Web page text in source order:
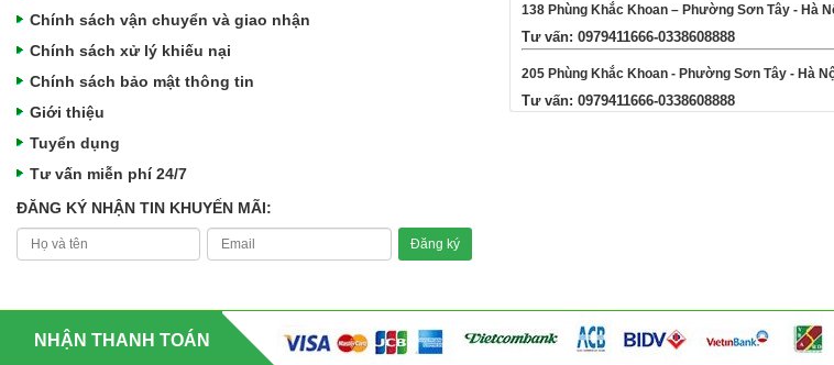
Chính sách vận chuyển và giao nhận
Chính sách xử lý khiếu nại
Chính sách bảo mật thông tin
Giới thiệu
Tuyển dụng
Tư vấn miễn phí 24/7
ĐĂNG KÝ NHẬN TIN KHUYẾN MÃI:
138 Phùng Khắc Khoan – Phường Sơn Tây - Hà
Tư vấn: 0979411666-0338608888
205 Phùng Khắc Khoan - Phường Sơn Tây - Hà
Tư vấn: 0979411666-0338608888
Cụm 6 - Thị Trấn Liên Quan - Thạch Thất - Hà Nội
Tư vấn: 0979411666-0338608888
NHẬN THANH TOÁN